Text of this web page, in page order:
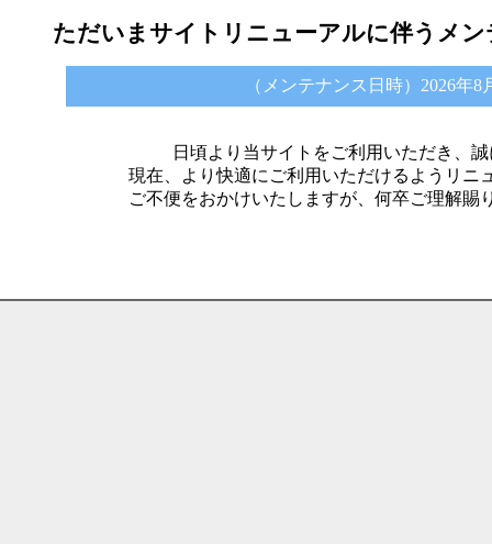
ただいまサイトリニューアルに伴うメ
（メンテナンス日時）2026年8
日頃より当サイトをご利用いただき、
現在、より快適にご利用いただけるようリニ
ご不便をおかけいたしますが、何卒ご理解賜